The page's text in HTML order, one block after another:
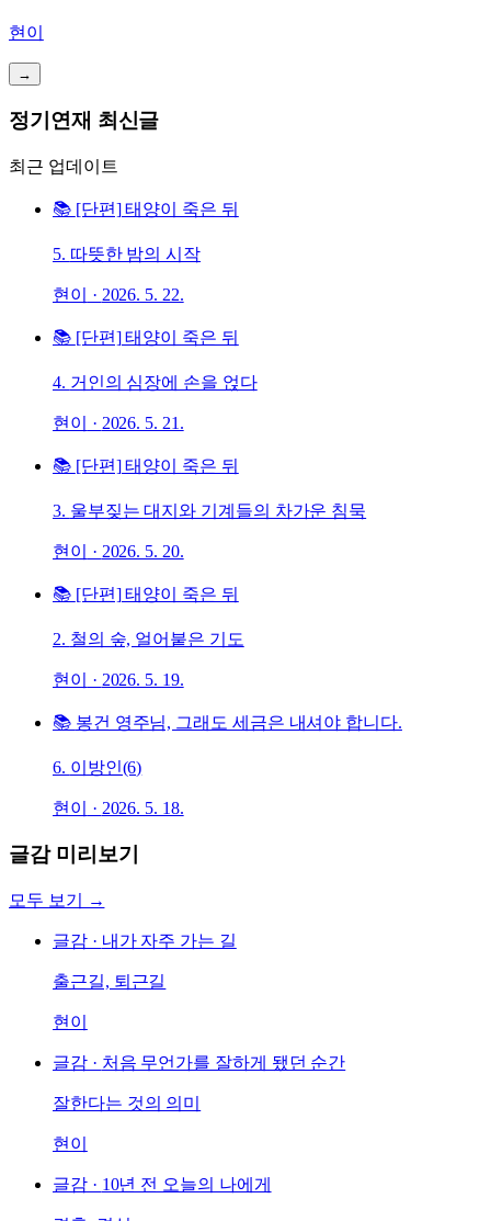
현이
→
정기연재 최신글
최근 업데이트
📚 [단편] 태양이 죽은 뒤
5. 따뜻한 밤의 시작
현이 · 2026. 5. 22.
📚 [단편] 태양이 죽은 뒤
4. 거인의 심장에 손을 얹다
현이 · 2026. 5. 21.
📚 [단편] 태양이 죽은 뒤
3. 울부짖는 대지와 기계들의 차가운 침묵
현이 · 2026. 5. 20.
📚 [단편] 태양이 죽은 뒤
2. 철의 숲, 얼어붙은 기도
현이 · 2026. 5. 19.
📚 봉건 영주님, 그래도 세금은 내셔야 합니다.
6. 이방인(6)
현이 · 2026. 5. 18.
글감 미리보기
모두 보기 →
글감 · 내가 자주 가는 길
출근길, 퇴근길
현이
글감 · 처음 무언가를 잘하게 됐던 순간
잘한다는 것의 의미
현이
글감 · 10년 전 오늘의 나에게